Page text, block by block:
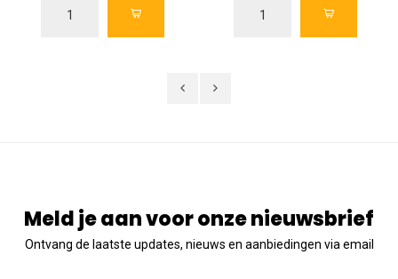
Meld je aan voor onze nieuwsbrief
Ontvang de laatste updates, nieuws en aanbiedingen via email